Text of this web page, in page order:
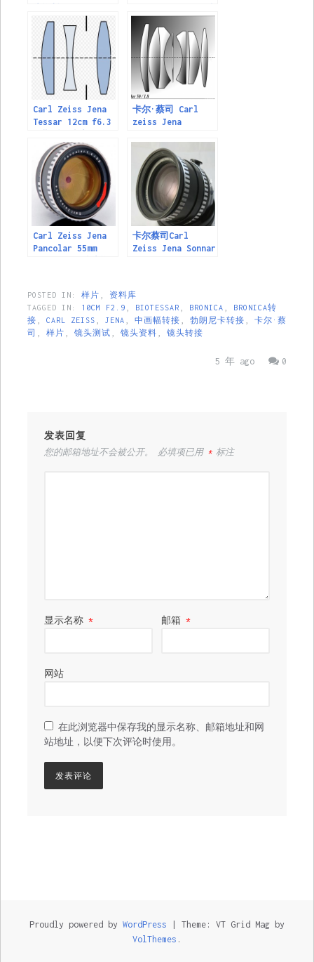
Carl Zeiss Jena
Tessar 12cm f6.3
卡尔·蔡司 Carl
zeiss Jena
F1.8（M42） 镜头
资料
Carl Zeiss Jena
Pancolar 55mm
卡尔蔡司Carl
Zeiss Jena Sonnar
POSTED IN: 样片
资料库
TAGGED IN: 10CM F2.9 BIOTESSAR BRONICA
BRONICA转
接
CARL ZEISS JENA 中画幅转接 勃朗尼卡转接
卡尔·蔡
司
样片 镜头测试 镜头资料 镜头转接
0
5 年 ago
发表回复
您的邮箱地址不会被公开。 必填项已用 *标注
显示名称 * 邮箱*
网站
在此浏览器中保存我的显示名称、邮箱地址和网
站地址，以便下次评论时使用。
Proudly powered by WordPress
Theme: VT Grid Mag by
VolThemes .